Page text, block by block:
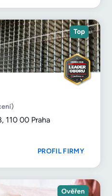
Top
110 00 Praha
PROFIL FIRMY
Ověřen